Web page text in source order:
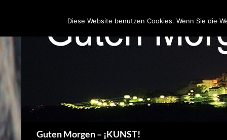
Guten Morgen – ¡KUNST!
Diese Website benutzen Cookies. Wenn Sie die